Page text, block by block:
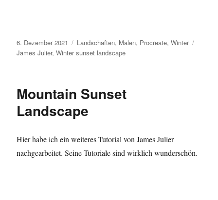
Veröffentlicht
am
6. Dezember 2021 Kategorien
Landschaften, Malen, Procreate,Winter
James Julier,Winter sunset landscape
Mountain Sunset
Landscape
Hier habe ich ein weiteres Tutorial von James Julier
nachgearbeitet. Seine Tutoriale sind wirklich wunderschön.